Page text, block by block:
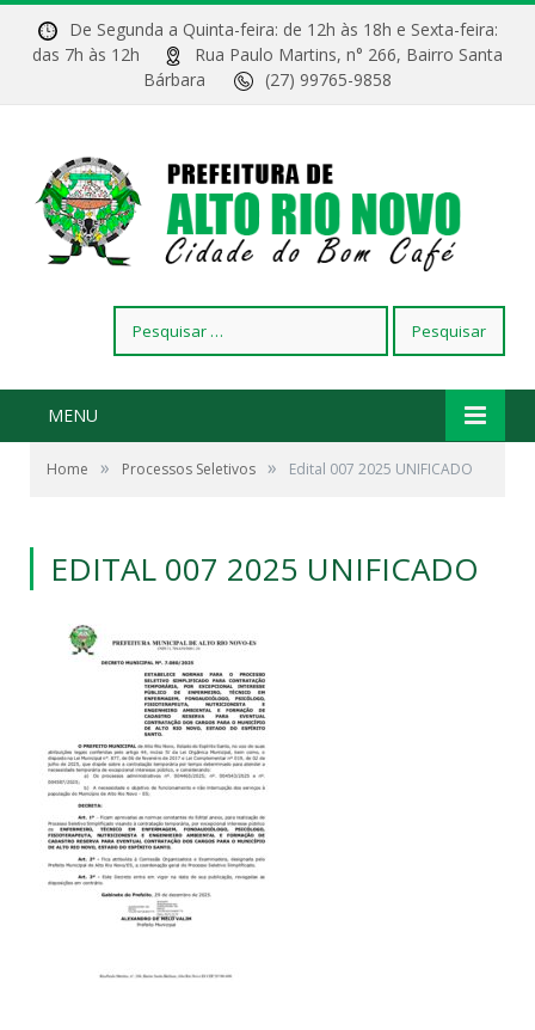
De Segunda a Quinta-feira: de 12h às 18h e Sexta-feira:
das 7h às 12h
Rua Paulo Martins, n° 266, Bairro Santa
Bárbara
(27) 99765-9858
por:
MENU
Home » Processos Seletivos » Edital 007 2025 UNIFICADO
EDITAL 007 2025 UNIFICADO